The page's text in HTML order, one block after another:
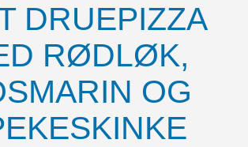
DRUEPIZZA
RØDLØK,
OG